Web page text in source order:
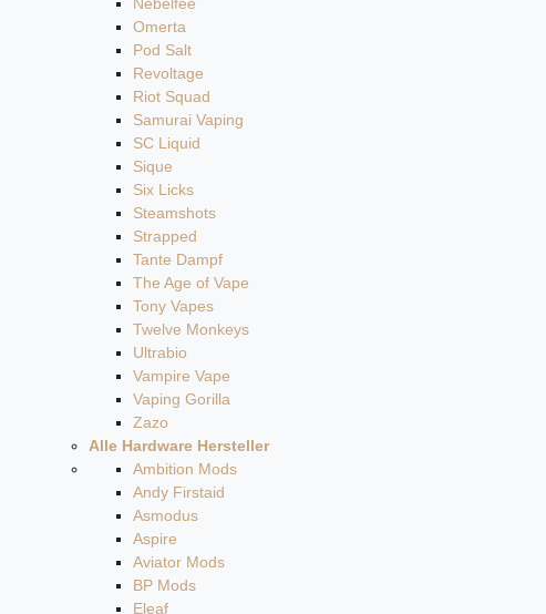
Omerta
Pod Salt
Revoltage
Riot Squad
Samurai Vaping
SC Liquid
Sique
Six Licks
Steamshots
Strapped
Tante Dampf
The Age of Vape
Tony Vapes
Twelve Monkeys
Ultrabio
Vampire Vape
Vaping Gorilla
Zazo
Alle Hardware Hersteller
Ambition Mods
Andy Firstaid
Asmodus
Aspire
Aviator Mods
BP Mods
Eleaf